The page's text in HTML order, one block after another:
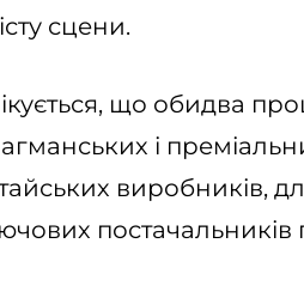
сцени.
що обидва
і
виробників,